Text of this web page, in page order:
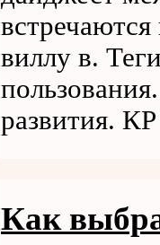
виллу в.
развития.
Как